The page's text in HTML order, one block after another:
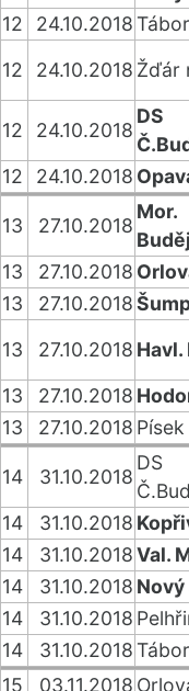
12
24.10.2018Tábor
12
24.10.2018 Žďár
12 24.10.2018
DS
12
24.10.2018
13 27.10.2018
Mor.
13
27.10.2018
13
27.10.2018
13
27.10.2018 Havl.
13
27.10.2018
13
27.10.2018 Písek
14 31.10.2018
DS
14
31.10.2018
14
31.10.2018Val.
14
31.10.2018
14
31.10.2018
14
31.10.2018Tábor
15
03.11.2018